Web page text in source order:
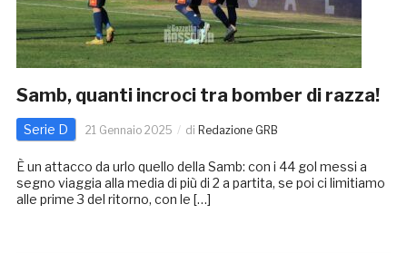
Samb, quanti incroci tra bomber di razza!
Serie D 21 Gennaio 2025 di Redazione GRB
È un attacco da urlo quello della Samb: con i 44 gol messi a
segno viaggia alla media di più di 2 a partita, se poi ci limitiamo
alle prime 3 del ritorno, con le […]